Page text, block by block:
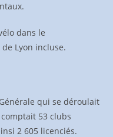
dans le
Lyon incluse.
qui se déroulait
53 clubs
2 605 licenciés.